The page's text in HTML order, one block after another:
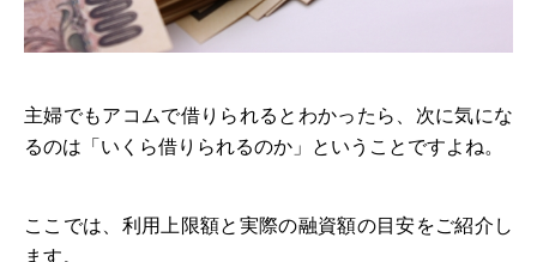
主婦でもアコムで借りられるとわかったら、次に気にな
るのは「いくら借りられるのか」ということですよね。
ここでは、利用上限額と実際の融資額の目安をご紹介し
ます。